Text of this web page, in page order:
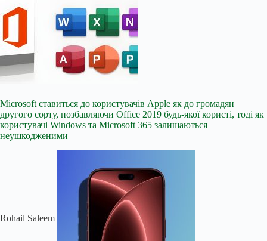
Microsoft ставиться до користувачів Apple як до громадян
другого сорту, позбавляючи Office 2019 будь-якої користі, тоді як
користувачі Windows та Microsoft 365 залишаються
неушкодженими
Rohail Saleem